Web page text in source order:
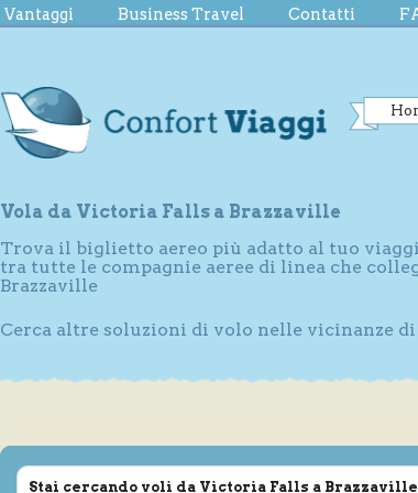
Vantaggi Business Travel Contatti
Vola da Victoria Falls a Brazzaville
Trova il biglietto aereo più adatto al tuo
tra tutte le compagnie aeree di linea che
Brazzaville
Cerca altre soluzioni di volo nelle vicinanze
Stai cercando voli da Victoria Falls a Brazzaville